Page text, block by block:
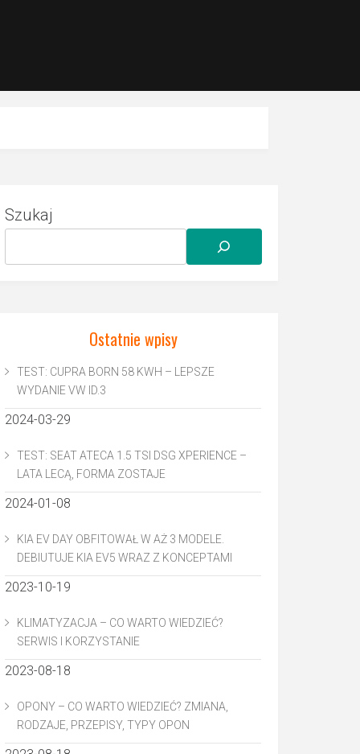
Szukaj
Ostatnie wpisy
TEST: CUPRA BORN 58 KWH – LEPSZE
WYDANIE VW ID.3
2024-03-29
TEST: SEAT ATECA 1.5 TSI DSG XPERIENCE –
LATA LECĄ, FORMA ZOSTAJE
2024-01-08
KIA EV DAY OBFITOWAŁ W AŻ 3 MODELE.
DEBIUTUJE KIA EV5 WRAZ Z KONCEPTAMI
2023-10-19
KLIMATYZACJA – CO WARTO WIEDZIEĆ?
SERWIS I KORZYSTANIE
2023-08-18
OPONY – CO WARTO WIEDZIEĆ? ZMIANA,
RODZAJE, PRZEPISY, TYPY OPON